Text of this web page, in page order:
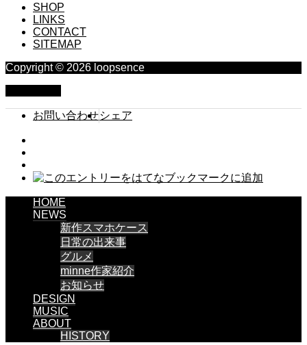
SHOP
LINKS
CONTACT
SITEMAP
Copyright © 2026 loopsence
お問い合わせシェア
HOME
NEWS
新作スマホケース
日常の出来事
グルメ
minne作家紹介
お知らせ
DESIGN
MUSIC
ABOUT
HISTORY